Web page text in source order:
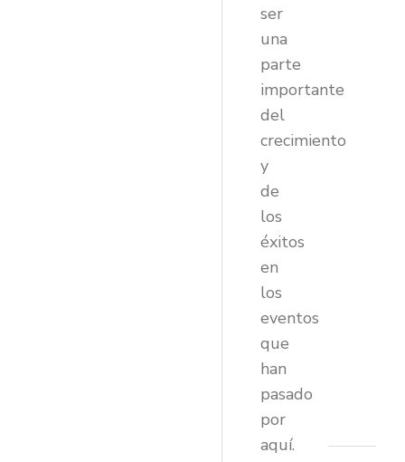
ser
una
parte
importante
del
crecimiento
y
de
los
éxitos
en
los
eventos
que
han
pasado
por
aquí.